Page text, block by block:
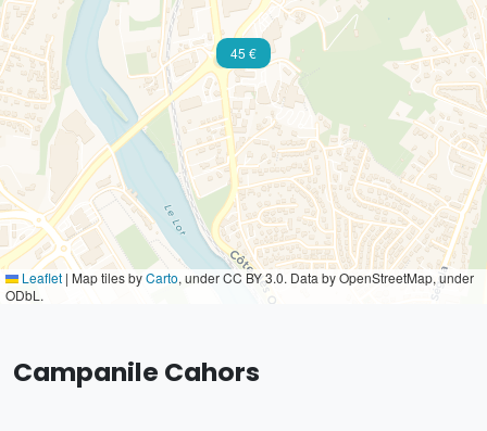
45 €
Leaflet | Map tiles byCarto, under CC BY 3.0. Data by OpenStreetMap, under
ODbL.
Campanile Cahors